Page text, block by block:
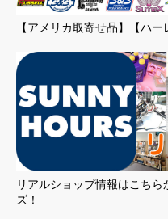
【アメリカ取寄せ品】【ハ
リアルショップ情報はこち
ズ！